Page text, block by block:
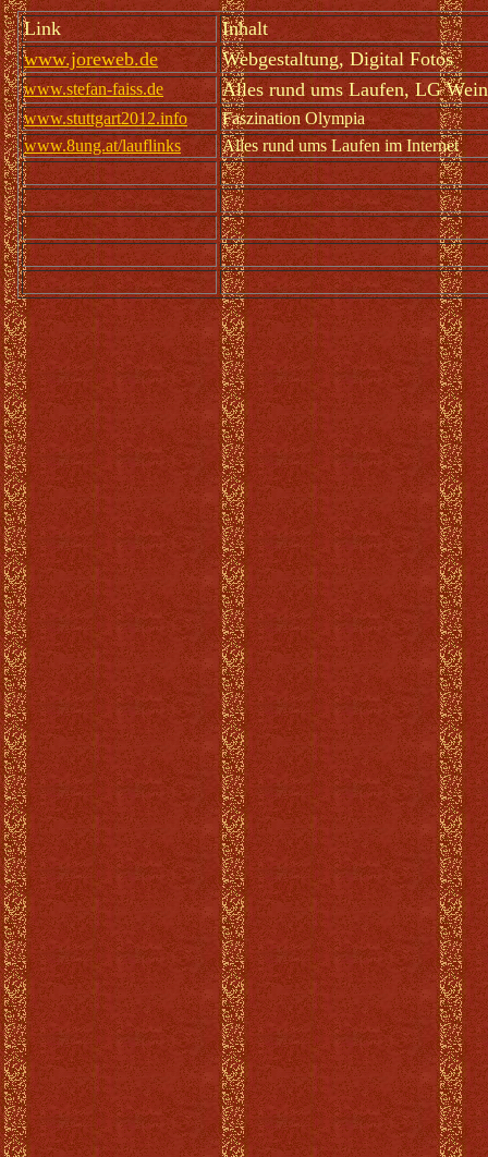
Link
Inhalt
www.joreweb.de
Webgestaltung, Digital Fotos
www.stefan-faiss.de Alles rund ums Laufen, LG
www.stuttgart2012.info
Faszination Olympia
www.8ung.at/lauflinks
Alles rund ums Laufen im Internet